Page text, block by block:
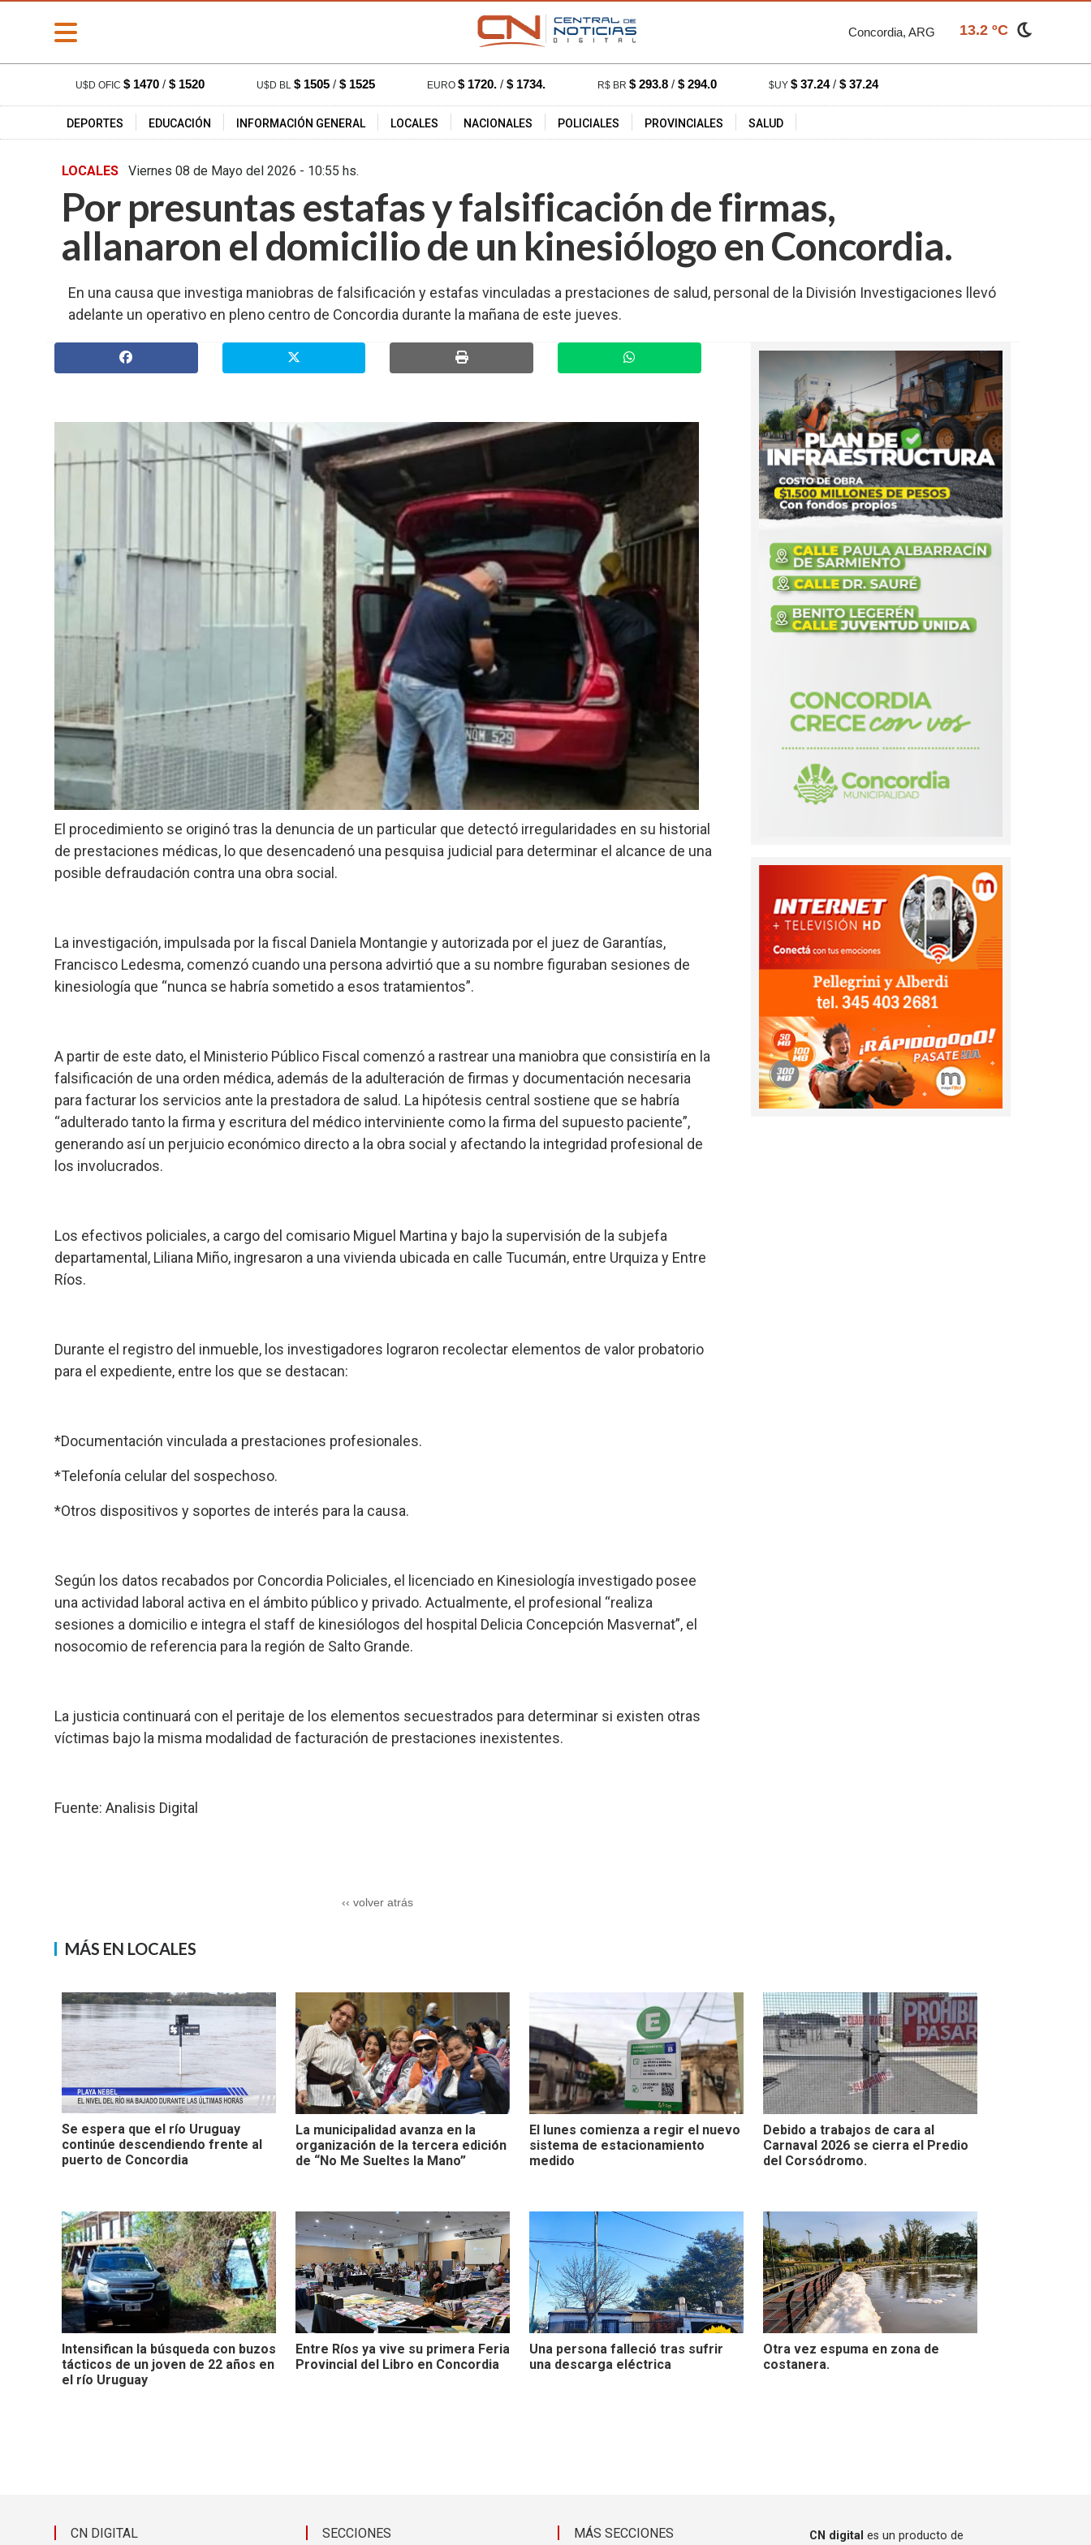
» PORTADA
» Deportes
» Locales
» Policiales
» Judiciales
Concordia, ARG 13.2 ºC
U$D OFIC $ 1470 / $ 1520 U$D BL $ 1505 / $ 1525 EURO $ 1720. / $ 1734. R$ BR $ 293.8 / $ 294.0 $UY $ 37.24/ $ 37.24
DEPORTES EDUCACIÓN INFORMACIÓN GENERAL LOCALES NACIONALES POLICIALES PROVINCIALES SALUD
LOCALES Viernes 08 de Mayo del 2026 - 10:55 hs.
Por presuntas estafas y falsificación de firmas,
allanaron el domicilio de un kinesiólogo en Concordia.
En una causa que investiga maniobras de falsificación y estafas vinculadas a prestaciones de salud, personal de la División Investigaciones llevó
adelante un operativo en pleno centro de Concordia durante la mañana de este jueves.
El procedimiento se originó tras la denuncia de un particular que detectó irregularidades en su historial
de prestaciones médicas, lo que desencadenó una pesquisa judicial para determinar el alcance de una
posible defraudación contra una obra social.
La investigación, impulsada por la fiscal Daniela Montangie y autorizada por el juez de Garantías,
Francisco Ledesma, comenzó cuando una persona advirtió que a su nombre figuraban sesiones de
kinesiología que “nunca se habría sometido a esos tratamientos”.
A partir de este dato, el Ministerio Público Fiscal comenzó a rastrear una maniobra que consistiría en la
falsificación de una orden médica, además de la adulteración de firmas y documentación necesaria
para facturar los servicios ante la prestadora de salud. La hipótesis central sostiene que se habría
“adulterado tanto la firma y escritura del médico interviniente como la firma del supuesto paciente”,
generando así un perjuicio económico directo a la obra social y afectando la integridad profesional de
los involucrados.
Los efectivos policiales, a cargo del comisario Miguel Martina y bajo la supervisión de la subjefa
departamental, Liliana Miño, ingresaron a una vivienda ubicada en calle Tucumán, entre Urquiza y Entre
Ríos.
Durante el registro del inmueble, los investigadores lograron recolectar elementos de valor probatorio
para el expediente, entre los que se destacan:
*Documentación vinculada a prestaciones profesionales.
*Telefonía celular del sospechoso.
*Otros dispositivos y soportes de interés para la causa.
Según los datos recabados por Concordia Policiales, el licenciado en Kinesiología investigado posee
una actividad laboral activa en el ámbito público y privado. Actualmente, el profesional “realiza
sesiones a domicilio e integra el staff de kinesiólogos del hospital Delicia Concepción Masvernat”, el
nosocomio de referencia para la región de Salto Grande.
La justicia continuará con el peritaje de los elementos secuestrados para determinar si existen otras
víctimas bajo la misma modalidad de facturación de prestaciones inexistentes.
Fuente: Analisis Digital
‹‹ volver atrás
MÁS EN LOCALES
Se espera que el río Uruguay
continúe descendiendo frente al
puerto de Concordia
La municipalidad avanza en la
organización de la tercera edición
de “No Me Sueltes la Mano”
El lunes comienza a regir el nuevo
sistema de estacionamiento
medido
Debido a trabajos de cara al
Carnaval 2026 se cierra el Predio
del Corsódromo.
Intensifican la búsqueda con buzos
tácticos de un joven de 22 años en
el río Uruguay
Entre Ríos ya vive su primera Feria
Provincial del Libro en Concordia
Una persona falleció tras sufrir
una descarga eléctrica
Otra vez espuma en zona de
costanera.
CN DIGITAL SECCIONES MÁS SECCIONES CN digital es un producto de